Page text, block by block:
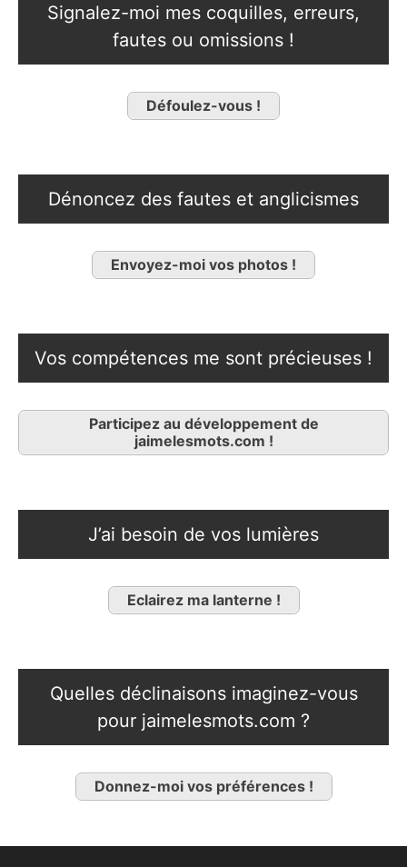
Signalez-moi mes coquilles, erreurs,
fautes ou omissions !
Défoulez-vous !
Dénoncez des fautes et anglicismes
Envoyez-moi vos photos !
Vos compétences me sont précieuses !
Participez au développement de
jaimelesmots.com !
J’ai besoin de vos lumières
Eclairez ma lanterne !
Quelles déclinaisons imaginez-vous
pour jaimelesmots.com ?
Donnez-moi vos préférences !